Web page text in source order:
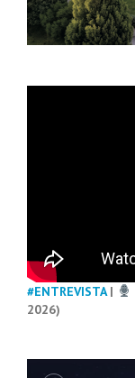
#ENTREVISTA|
2026)